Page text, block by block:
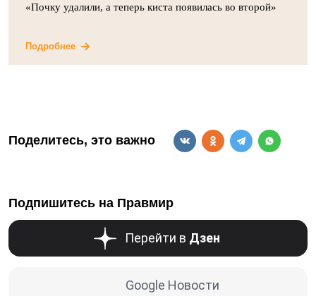
«Почку удалили, а теперь киста появилась во второй»
Подробнее
Поделитесь, это важно
Подпишитесь на Правмир
Перейти в Дзен
Google Новости